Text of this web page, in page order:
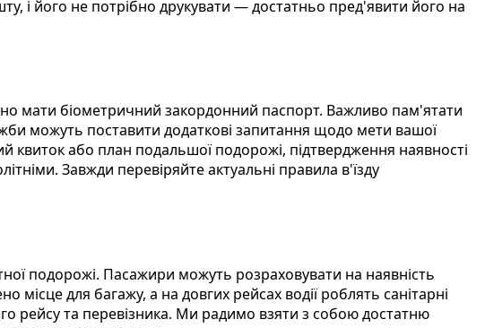
і його не потрібно друкувати — достатньо пред'явити його на
мати біометричний закордонний паспорт. Важливо пам'ятати
можуть поставити додаткові запитання щодо мети вашої
або план подальшої подорожі, підтвердження наявності
Завжди перевіряйте актуальні правила в'їзду
подорожі. Пасажири можуть розраховувати на наявність
місце для багажу, а на довгих рейсах водії роблять санітарні
рейсу та перевізника. Ми радимо взяти з собою достатню